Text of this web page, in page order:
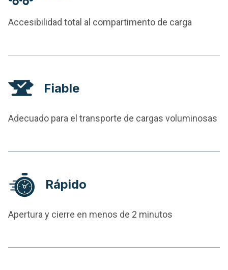
Accesibilidad total al compartimento de carga
Fiable
Adecuado para el transporte de cargas voluminosas
Rápido
Apertura y cierre en menos de 2 minutos